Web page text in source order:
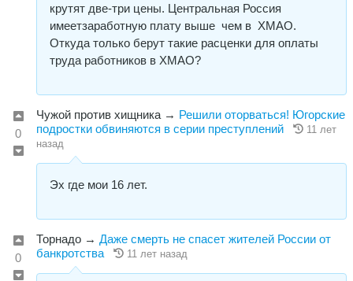
крутят две-три цены. Центральная Россия
имеетзаработную плату выше чем в ХМАО.
Откуда только берут такие расценки для оплаты
труда работников в ХМАО?
0
Чужой против хищника → Решили оторваться! Югорские
подростки обвиняются в серии преступлений
11 лет
назад
Эх где мои 16 лет.
0
Торнадо → Даже смерть не спасет жителей России от
банкротства
11 лет назад